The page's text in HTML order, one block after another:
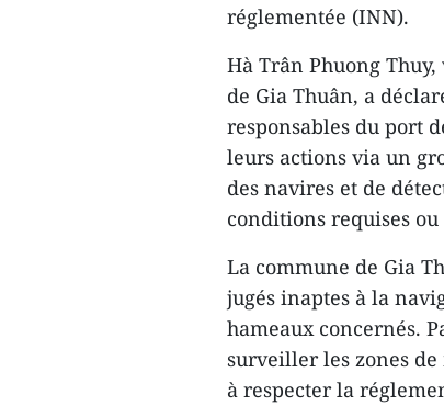
réglementée (INN).
Hà Trân Phuong
de Gia Thuân, a
responsables du port
leurs actions via un
des navires et de
conditions requises
La commune de Gia
jugés inaptes à la
hameaux concernés.
surveiller les zones de
à respecter la